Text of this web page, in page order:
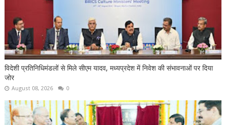
विदेशी प्रतिनिधिमंडलों से मिले सीएम यादव, मध्यप्रदेश में निवेश की संभावनाओं पर दिया
जोर
August 08, 2026 0